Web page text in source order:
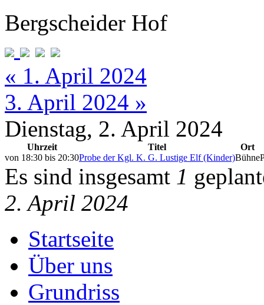
Bergscheider Hof
« 1. April 2024
3. April 2024 »
Dienstag, 2. April 2024
Uhrzeit Titel
Ort
von 18:30 bis 20:30Probe der Kgl. K. G. Lustige Elf (Kinder)Bühne
Es sind insgesamt 1
2. April 2024
Startseite
Über uns
Grundriss